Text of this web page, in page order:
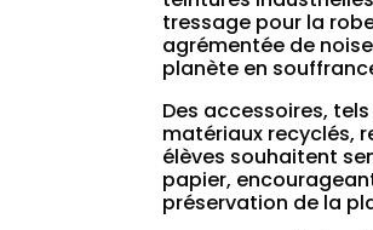
tressage pour la
agrémentée de
planète en
Des accessoires,
matériaux recyclés,
élèves souhaitent
papier,
préservation de la